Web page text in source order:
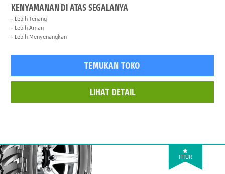
KENYAMANAN DI ATAS SEGALANYA
Lebih Tenang
Lebih Aman
Lebih Menyenangkan
TEMUKAN TOKO
LIHAT DETAIL
FITUR